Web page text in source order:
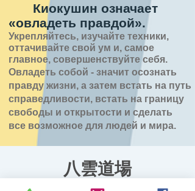
Киокушин означает
«овладеть правдой».
Укрепляйтесь, изучайте техники,
оттачивайте свой ум и, самое
главное, совершенствуйте себя.
Овладеть собой - значит осознать
правду жизни, а затем встать на путь
справедливости, встать на границу
свободы и открытости и сделать
все возможное для людей и мира.
八雲道場